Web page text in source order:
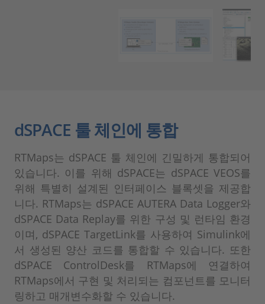
dSPACE 툴 체인에 통합
RTMaps는 dSPACE 툴 체인에 긴밀하게 통합되어
있습니다. 이를 위해 dSPACE는 dSPACE VEOS를
위해 특별히 설계된 인터페이스 블록셋을 제공합
니다. RTMaps는 dSPACE AUTERA Data Logger와
dSPACE Data Replay를 위한 구성 및 런타임 환경
이며, dSPACE TargetLink를 사용하여 Simulink에
서 생성된 양산 코드를 통합할 수 있습니다. 또한
dSPACE ControlDesk를 RTMaps에 연결하여
RTMaps에서 구현 및 처리되는 컴포넌트를 모니터
링하고 매개변수화할 수 있습니다.